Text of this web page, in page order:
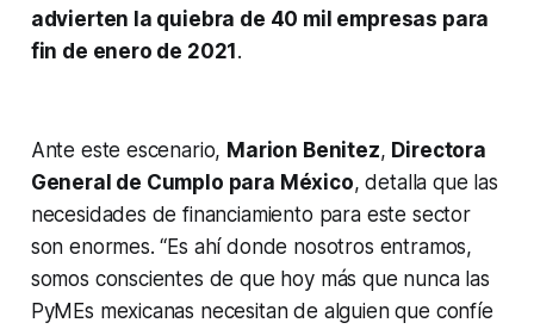
advierten la quiebra de 40 mil empresas para
fin de enero de 2021.
Ante este escenario, Marion Benitez, Directora
General de Cumplo para México, detalla que las
necesidades de financiamiento para este sector
son enormes. “Es ahí donde nosotros entramos,
somos conscientes de que hoy más que nunca las
PyMEs mexicanas necesitan de alguien que confíe